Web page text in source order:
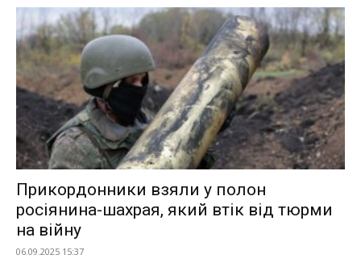
Прикордонники взяли у полон
росіянина-шахрая, який втік від тюрми
на війну
06.09.2025 15:37